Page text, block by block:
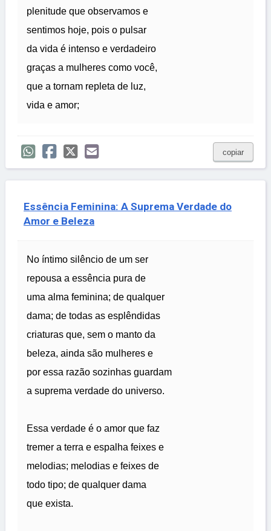
plenitude que observamos e
sentimos hoje, pois o pulsar
da vida é intenso e verdadeiro
graças a mulheres como você,
que a tornam repleta de luz,
vida e amor;
copiar
Essência Feminina: A Suprema Verdade do
Amor e Beleza
No íntimo silêncio de um ser
repousa a essência pura de
uma alma feminina; de qualquer
dama; de todas as esplêndidas
criaturas que, sem o manto da
beleza, ainda são mulheres e
por essa razão sozinhas guardam
a suprema verdade do universo.
Essa verdade é o amor que faz
tremer a terra e espalha feixes e
melodias; melodias e feixes de
todo tipo; de qualquer dama
que exista.